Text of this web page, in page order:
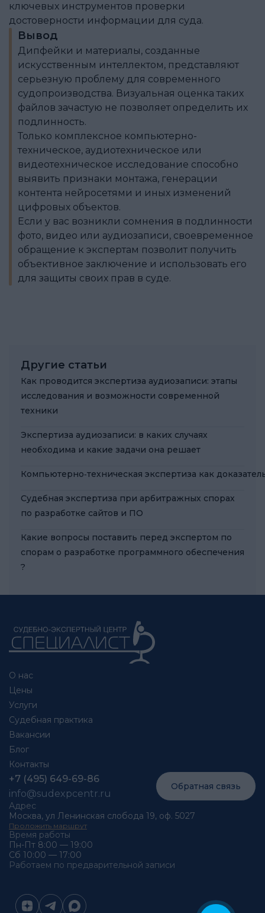
ключевых инструментов проверки
достоверности информации для суда.
Вывод
Дипфейки и материалы, созданные
искусственным интеллектом, представляют
серьезную проблему для современного
судопроизводства. Визуальная оценка таких
файлов зачастую не позволяет определить их
подлинность.
Только комплексное компьютерно-
техническое, аудиотехническое или
видеотехническое исследование способно
выявить признаки монтажа, генерации
контента нейросетями и иных изменений
цифровых объектов.
Если у вас возникли сомнения в подлинности
фото, видео или аудиозаписи, своевременное
обращение к экспертам позволит получить
объективное заключение и использовать его
для защиты своих прав в суде.
Другие статьи
Как проводится экспертиза аудиозаписи: этапы
исследования и возможности современной
техники
Экспертиза аудиозаписи: в каких случаях
необходима и какие задачи она решает
Компьютерно‑техническая экспертиза как
Судебная экспертиза при арбитражных спорах
по разработке сайтов и ПО
Какие вопросы поставить перед экспертом по
спорам о разработке программного обеспечения
?
О нас
Цены
Услуги
Судебная практика
Вакансии
Блог
Контакты
Адрес
Москва, ул Ленинская слобода 19, оф. 5027
Проложить маршрут
Время работы
Пн-Пт 8:00 — 19:00
Сб 10:00 — 17:00
Работаем по предварительной записи
+7 (495) 649-69-86
info@sudexpcentr.ru
Обратная связь